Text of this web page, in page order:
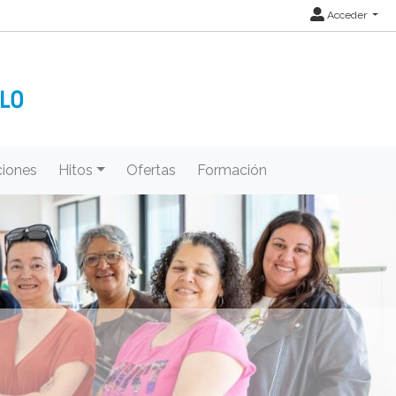
Acceder
Hitos Ofertas Formación